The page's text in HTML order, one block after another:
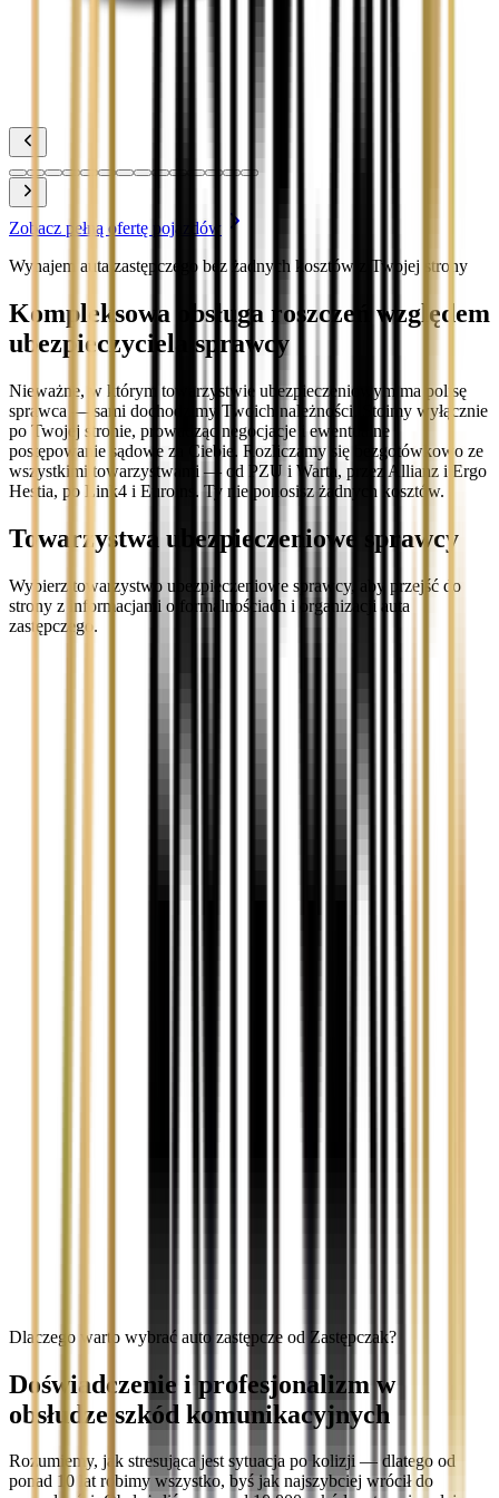
Zobacz pełną ofertę pojazdów
Wynajem auta zastępczego bez żadnych kosztów z Twojej strony
Kompleksowa obsługa roszczeń względem
ubezpieczyciela sprawcy
Nieważne, w którym towarzystwie ubezpieczeniowym ma polisę
sprawca — sami dochodzimy Twoich należności. Stoimy wyłącznie
po Twojej stronie, prowadząc negocjacje i ewentualne
postępowanie sądowe za Ciebie. Rozliczamy się bezgotówkowo ze
wszystkimi towarzystwami — od PZU i Warta, przez Allianz i Ergo
Hestia, po Link4 i Euroins. Ty nie ponosisz żadnych kosztów.
Towarzystwa ubezpieczeniowe sprawcy
Wybierz towarzystwo ubezpieczeniowe sprawcy, aby przejść do
strony z informacjami o formalnościach i organizacji auta
zastępczego.
Dlaczego warto wybrać auto zastępcze od Zastępczak?
Doświadczenie i profesjonalizm w
obsłudze szkód komunikacyjnych
Rozumiemy, jak stresująca jest sytuacja po kolizji — dlatego od
ponad 10 lat robimy wszystko, byś jak najszybciej wrócił do